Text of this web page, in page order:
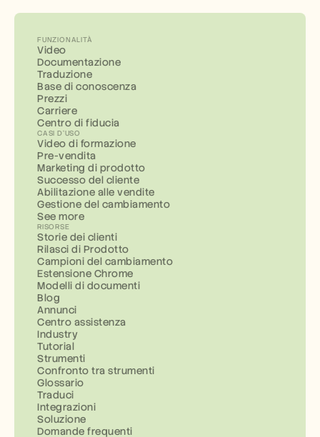
FUNZIONALITÀ
Video
Documentazione
Traduzione
Base di conoscenza
Prezzi
Carriere
Centro di fiducia
CASI D'USO
Video di formazione
Pre-vendita
Marketing di prodotto
Successo del cliente
Abilitazione alle vendite
Gestione del cambiamento
See more
RISORSE
Storie dei clienti
Rilasci di Prodotto
Campioni del cambiamento
Estensione Chrome
Modelli di documenti
Blog
Annunci
Centro assistenza
Industry
Tutorial
Strumenti
Confronto tra strumenti
Glossario
Traduci
Integrazioni
Soluzione
Domande frequenti